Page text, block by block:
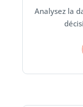
Analysez la